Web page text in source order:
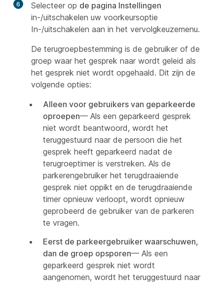
6 Selecteer op de pagina Instellingen
in-/uitschakelen uw voorkeursoptie
In-/uitschakelen aan in het vervolgkeuzemenu.
De terugroepbestemming is de gebruiker of de
groep waar het gesprek naar wordt geleid als
het gesprek niet wordt opgehaald. Dit zijn de
volgende opties:
Alleen voor gebruikers van geparkeerde
oproepen— Als een geparkeerd gesprek
niet wordt beantwoord, wordt het
teruggestuurd naar de persoon die het
gesprek heeft geparkeerd nadat de
terugroeptimer is verstreken. Als de
parkerengebruiker het terugdraaiende
gesprek niet oppikt en de terugdraaiende
timer opnieuw verloopt, wordt opnieuw
geprobeerd de gebruiker van de parkeren
te vragen.
Eerst de parkeergebruiker waarschuwen,
dan de groep opsporen— Als een
geparkeerd gesprek niet wordt
aangenomen, wordt het teruggestuurd naar